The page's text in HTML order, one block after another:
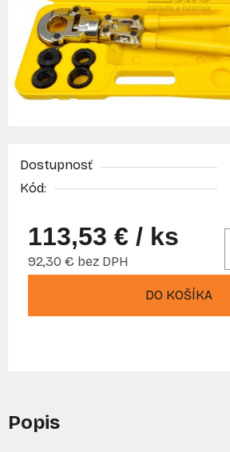
Dostupnosť
Kód:
113,53 € / ks
92,30 € bez DPH
DO KOŠÍKA
Popis